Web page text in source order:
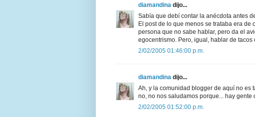
diamandina dijo...
Sabía que debí contar la anécdota antes
El post de lo que menos se trataba era
persona que no sabe hablar, pero da el
egocentrismo. Pero, igual, hablar de tacos
2/02/2005 01:46:00 p.m.
diamandina dijo...
Ah, y la comunidad blogger de aquí no es
no, no nos saludamos porque... hay gente
2/02/2005 01:52:00 p.m.